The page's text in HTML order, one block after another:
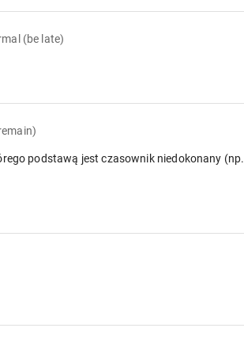
(be late)
podstawą jest czasownik niedokonany (np.